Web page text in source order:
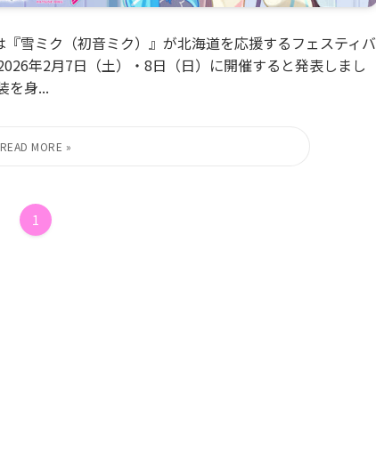
雪ミク（初音ミク）』が北海道を応援するフェスティバ
年2月7日（土）・8日（日）に開催すると発表しまし
を身...
1